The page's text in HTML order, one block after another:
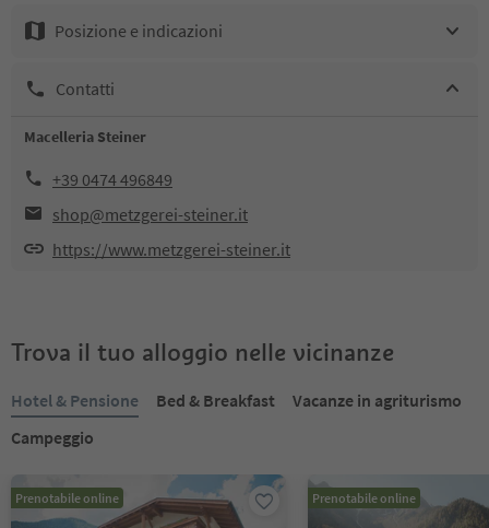
Posizione e indicazioni
Contatti
Macelleria Steiner
+39 0474 496849
shop@metzgerei-steiner.it
https://www.metzgerei-steiner.it
Trova il tuo alloggio nelle vicinanze
Hotel & Pensione Bed & Breakfast
Vacanze in agriturismo
Campeggio
Prenotabile online Prenotabile online